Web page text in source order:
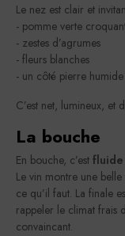
Le nez est clair et
- pomme verte
- zestes d’agrumes
- fleurs blanches
- un côté pierre
C’est net, lumineux, et
La bouche
En bouche, c’est
Le vin montre une
ce qu’il faut. La finale
rappeler le climat frais
convaincant.